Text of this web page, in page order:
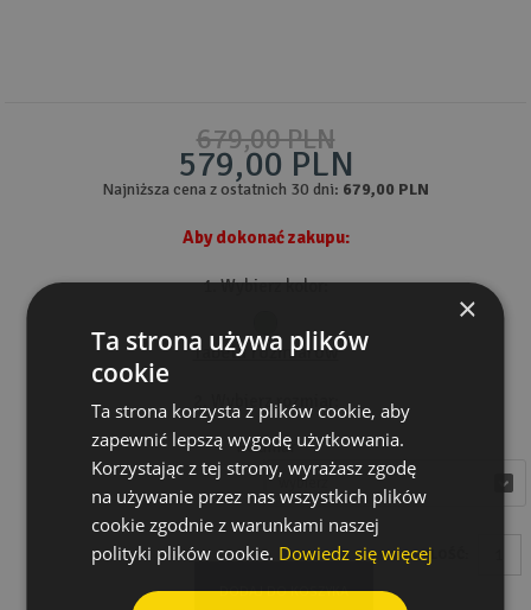
679,00 PLN
579,00 PLN
Najniższa cena z ostatnich 30 dni: 679,00 PLN
Aby dokonać zakupu:
1. Wybierz kolor:
Tabela rozmiarów
2. Wybierz rozmiar:
Rozmiar
wybierz
wybierz
ILOŚĆ:
DODAJ DO KOSZYKA
×
Ta strona używa plików
cookie
Ta strona korzysta z plików cookie, aby
zapewnić lepszą wygodę użytkowania.
Korzystając z tej strony, wyrażasz zgodę
na używanie przez nas wszystkich plików
cookie zgodnie z warunkami naszej
polityki plików cookie. Dowiedz się więcej